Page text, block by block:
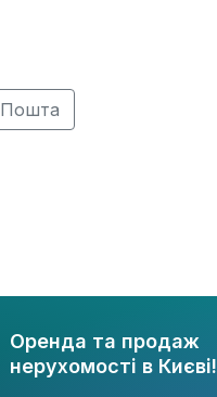
Пошта
Оренда та продаж
нерухомості в Києві!